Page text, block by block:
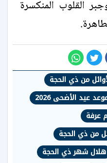
القلوب المنكسرة
من ذي الحجة
عيد الأضحى 2026
عرفة
من ذي الحجة
هلال شهر ذي الحجة